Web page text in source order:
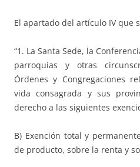
El apartado del artículo IV que
“1. La Santa Sede, la
parroquias y otras
Órdenes y Congregaciones
vida consagrada y sus
derecho a las siguientes
B) Exención total y
de producto, sobre la renta y